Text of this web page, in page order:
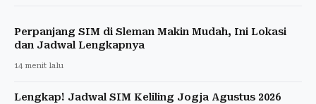
Perpanjang SIM di Sleman Makin Mudah, Ini Lokasi
dan Jadwal Lengkapnya
14 menit lalu
Lengkap! Jadwal SIM Keliling Jogja Agustus 2026